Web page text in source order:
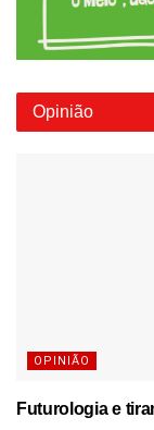
Opinião
OPINIÃO
Futurologia e